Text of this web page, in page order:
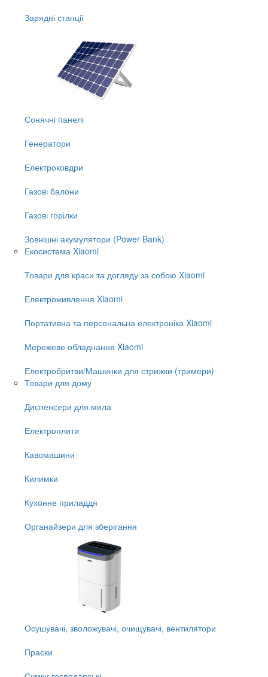
Зарядні станції
Сонячні панелі
Генератори
Електроковдри
Газові балони
Газові горілки
Зовнішні акумулятори (Power Bank)
Екосистема Xiaomi
Товари для краси та догляду за собою Xiaomi
Електроживлення Xiaomi
Портативна та персональна електроніка Xiaomi
Мережеве обладнання Xiaomi
Електробритви/Машинки для стрижки (тримери)
Товари для дому
Диспенсери для мила
Електроплити
Кавомашини
Килимки
Кухонне приладдя
Органайзери для зберігання
Осушувачі, зволожувачі, очищувачі, вентилятори
Праски